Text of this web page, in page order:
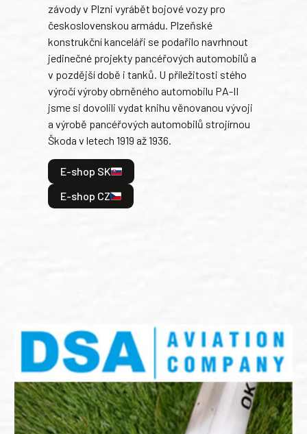
závody v Plzni vyrábět bojové vozy pro
československou armádu. Plzeňské
konstrukční kanceláři se podařilo navrhnout
jedinečné projekty pancéřových automobilů a
v pozdější době i tanků. U příležitosti stého
výročí výroby obrněného automobilu PA-II
jsme si dovolili vydat knihu věnovanou vývoji
a výrobě pancéřových automobilů strojírnou
Škoda v letech 1919 až 1936.
E-shop SK
E-shop CZ